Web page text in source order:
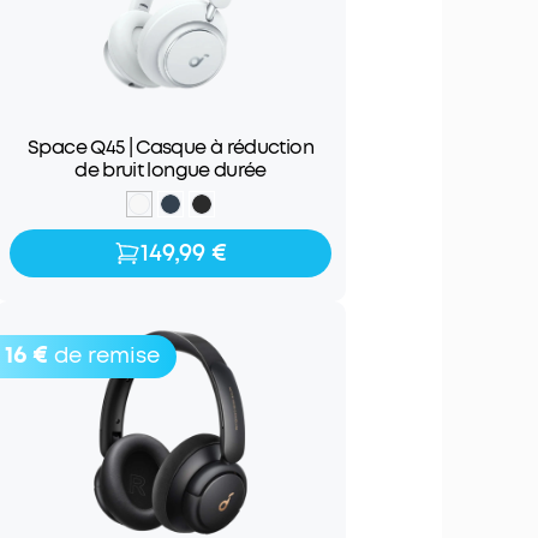
Space Q45 | Casque à réduction
de bruit longue durée
149,99 €
149,99 €
16 € de remise